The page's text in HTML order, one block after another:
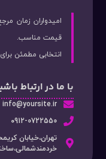
امیدواران زمان
قیمت مناسب.
انتخابی مطمئن
با ما در ارتباط
info@yoursite.ir
۰912-0722550
تهران،خیابان